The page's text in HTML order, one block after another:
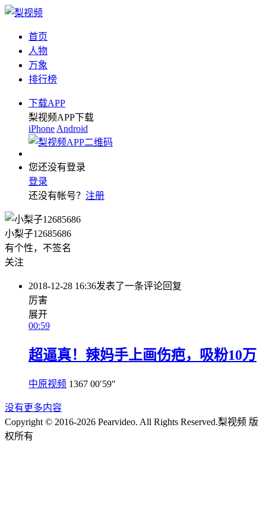
首页
人物
万象
排行榜
下载APP
梨视频APP下载
iPhone Android
您还没有登录
登录
还没有帐号？ 注册
小梨子12685686
有个性，不签名
关注
2018-12-28 16:36发表了一条评论回复
厉害
展开
00:59
超逼真！辣妈手上画伤疤，吸粉10万
中原视频 1367 00′59″
没有更多内容
Copyright © 2016-2026 Pearvideo. All Rights Reserved.梨视频 版
权所有